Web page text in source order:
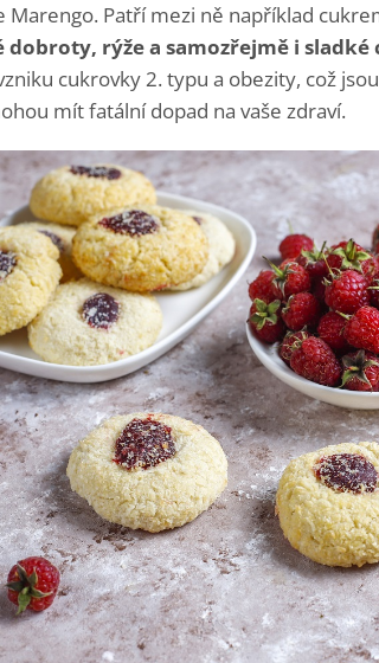
Marengo. Patří mezi ně například
dobroty, rýže a samozřejmě i sladké
cukrovky 2. typu a obezity, což
mít fatální dopad na vaše zdraví.